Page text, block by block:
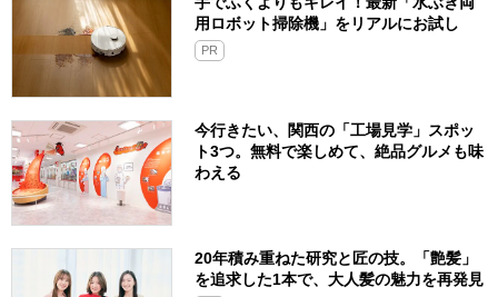
用ロボット掃除機」をリアルにお試し
PR
今行きたい、関西の「工場見学」スポッ
ト3つ。無料で楽しめて、絶品グルメも味
わえる
20年積み重ねた研究と匠の技。「艶髪」
を追求した1本で、大人髪の魅力を再発見